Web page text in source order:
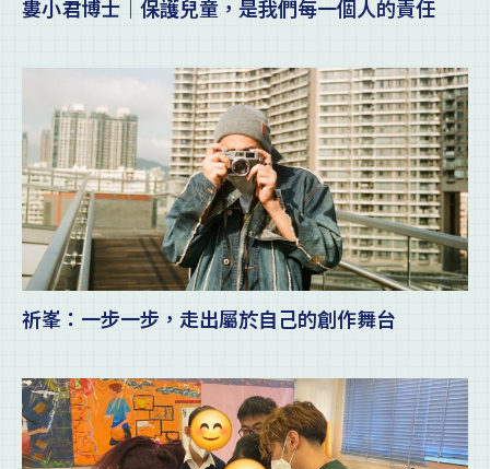
婁小君博士｜保護兒童，是我們每一個人的責任
祈峯：一步一步，走出屬於自己的創作舞台